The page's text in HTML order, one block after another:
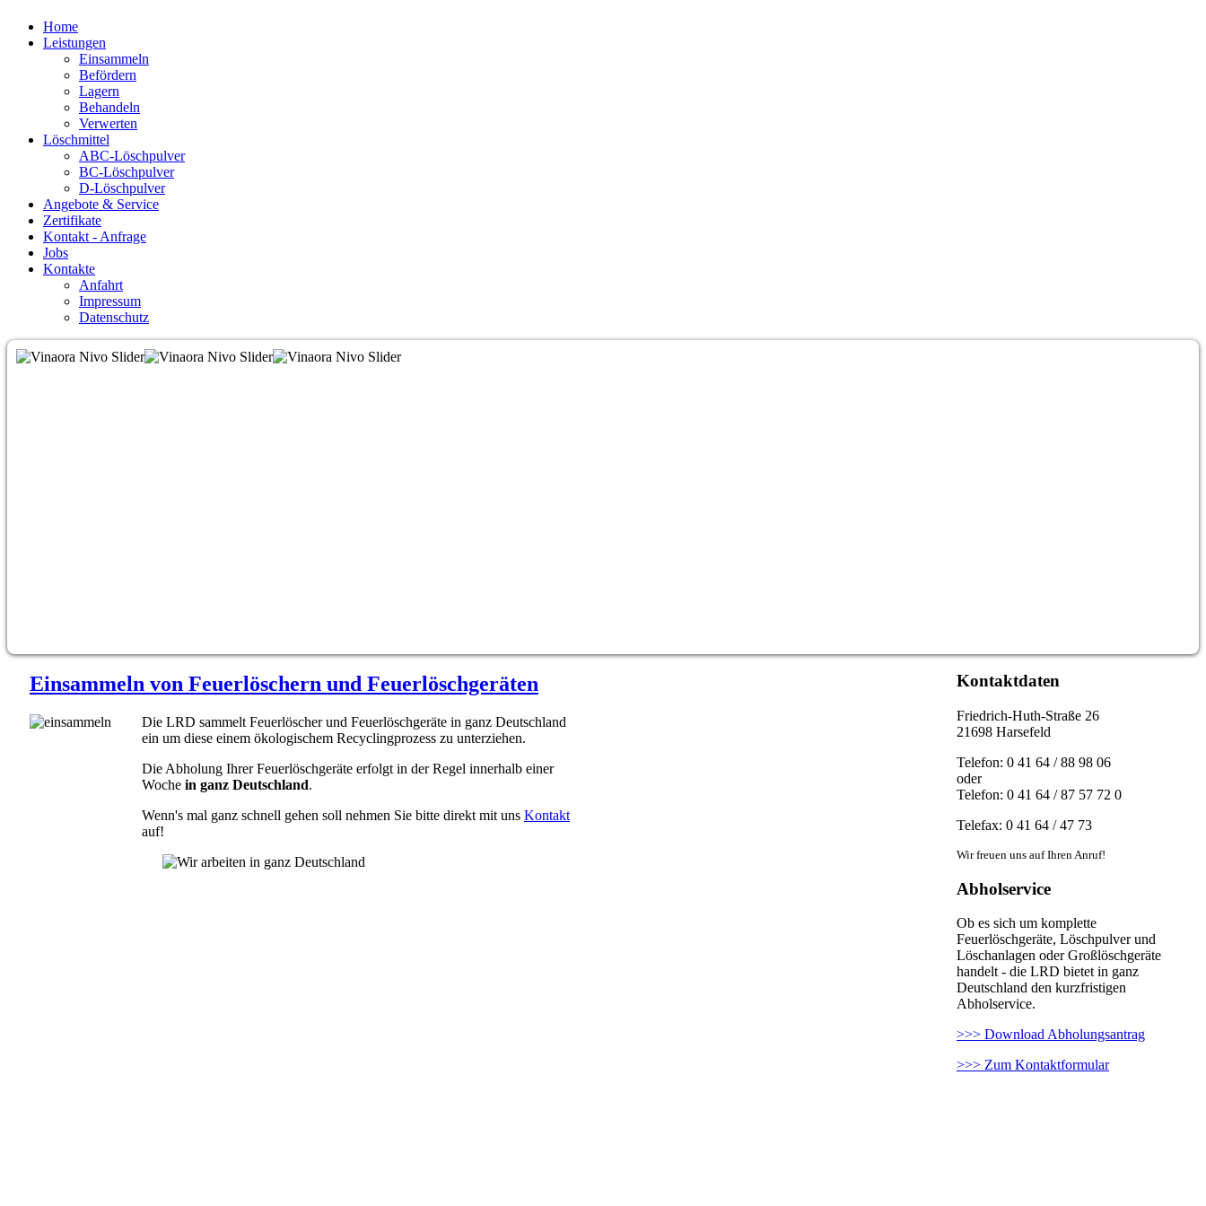
Home
Leistungen
Einsammeln
Befördern
Lagern
Behandeln
Verwerten
Löschmittel
ABC-Löschpulver
BC-Löschpulver
D-Löschpulver
Angebote & Service
Zertifikate
Kontakt - Anfrage
Jobs
Kontakte
Anfahrt
Impressum
Datenschutz
Kontaktdaten
Friedrich-Huth-Straße 26
21698 Harsefeld
Telefon: 0 41 64 / 88 98 06
oder
Telefon: 0 41 64 / 87 57 72 0
Telefax: 0 41 64 / 47 73
Wir freuen uns auf Ihren Anruf!
Abholservice
Ob es sich um komplette
Feuerlöschgeräte, Löschpulver und
Löschanlagen oder Großlöschgeräte
handelt - die LRD bietet in ganz
Deutschland den kurzfristigen
Abholservice.
>>> Download Abholungsantrag
>>> Zum Kontaktformular
Einsammeln von Feuerlöschern und Feuerlöschgeräten
Die LRD sammelt Feuerlöscher und Feuerlöschgeräte in ganz Deutschland
ein um diese einem ökologischem Recyclingprozess zu unterziehen.
Die Abholung Ihrer Feuerlöschgeräte erfolgt in der Regel innerhalb einer
Woche in ganz Deutschland.
Wenn's mal ganz schnell gehen soll nehmen Sie bitte direkt mit uns Kontakt
auf!